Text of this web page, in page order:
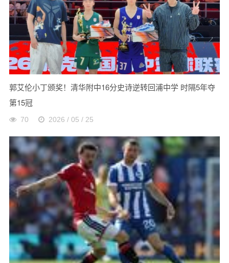
郭艾伦小丁颁奖！清华附中16分史诗逆转回浦中学 时隔5年夺
第15冠
70 2026 / 05 / 25